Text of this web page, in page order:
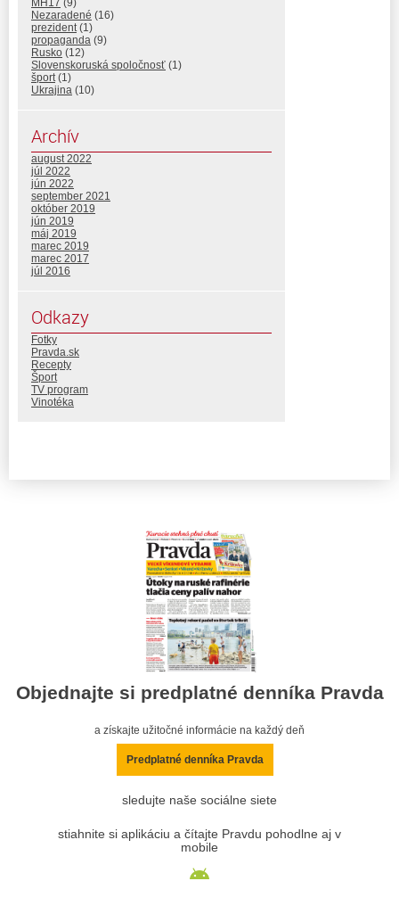
MH17 (9)
Nezaradené (16)
prezident(1)
propaganda (9)
Rusko (12)
Slovenskoruská spoločnosť (1)
šport(1)
Ukrajina (10)
Archív
august 2022
júl 2022
jún 2022
september 2021
október 2019
jún 2019
máj 2019
marec 2019
marec 2017
júl 2016
Odkazy
Fotky
Pravda.sk
Recepty
Šport
TV program
Vinotéka
Objednajte si predplatné denníka Pravda
a získajte užitočné informácie na každý deň
Predplatné denníka Pravda
sledujte naše sociálne siete
stiahnite si aplikáciu a čítajte Pravdu pohodlne aj v
mobile